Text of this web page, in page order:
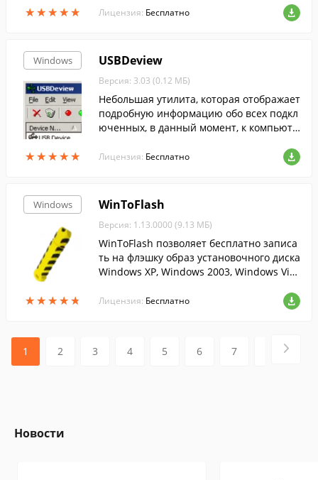
★★★★★
★★★★★
здавать MP3, видео книги и слайдшоу....
Лицензия: Бесплатно
Windows
★★★★★
★★★★★
USBDeview
Версия: 3.03 (0.12 МБ)
Небольшая утилита, которая отображает
подробную информацию обо всех подкл
юченных, в данный момент, к компьюте
Лицензия: Бесплатно
Windows
★★★★★
★★★★★
WinToFlash
Версия: 1.13.0000 (9.13 МБ)
WinToFlash позволяет бесплатно записа
ть на флэшку образ установочного диска
Windows XP, Windows 2003, Windows Vist
Лицензия: Бесплатно
1 2 3 4 5 6 7
Новости